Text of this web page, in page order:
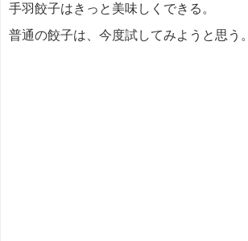
手羽餃子はきっと美味しくできる。
普通の餃子は、今度試してみようと思う。